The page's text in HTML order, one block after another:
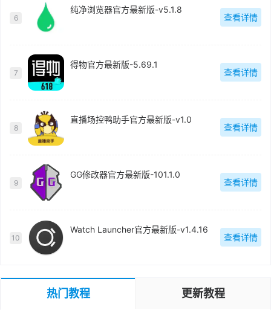
6
纯净浏览器官方最新版-v5.1.8
查看详情
7
得物官方最新版-5.69.1
查看详情
8
直播场控鸭助手官方最新版-v1.0
查看详情
9
GG修改器官方最新版-101.1.0
查看详情
10
Watch Launcher官方最新版-v1.4.16
查看详情
热门教程 更新教程